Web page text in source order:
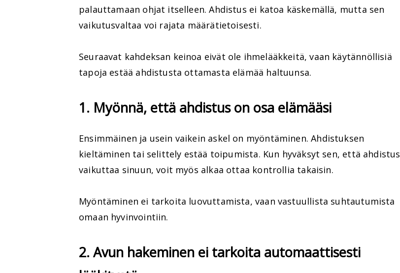
palauttamaan ohjat itselleen. Ahdistus ei katoa käskemällä, mutta sen
vaikutusvaltaa voi rajata määrätietoisesti.
Seuraavat kahdeksan keinoa eivät ole ihmelääkkeitä, vaan käytännöllisiä
tapoja estää ahdistusta ottamasta elämää haltuunsa.
1. Myönnä, että ahdistus on osa elämääsi
Ensimmäinen ja usein vaikein askel on myöntäminen. Ahdistuksen
kieltäminen tai selittely estää toipumista. Kun hyväksyt sen, että ahdistus
vaikuttaa sinuun, voit myös alkaa ottaa kontrollia takaisin.
Myöntäminen ei tarkoita luovuttamista, vaan vastuullista suhtautumista
omaan hyvinvointiin.
2. Avun hakeminen ei tarkoita automaattisesti